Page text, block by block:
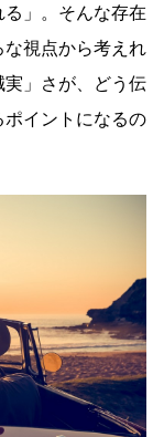
」。そんな存在
視点から考えれ
」さが、どう伝
イントになるの